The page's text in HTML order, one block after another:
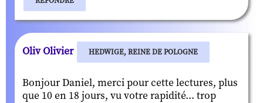
Oliv Olivier HEDWIGE, REINE DE POLOGNE
Bonjour Daniel, merci pour cette lectures, plus
que 10 en 18 jours, vu votre rapidité... trop